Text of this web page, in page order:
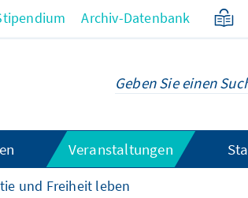
Archiv-Datenbank
Veranstaltungen
und Freiheit leben